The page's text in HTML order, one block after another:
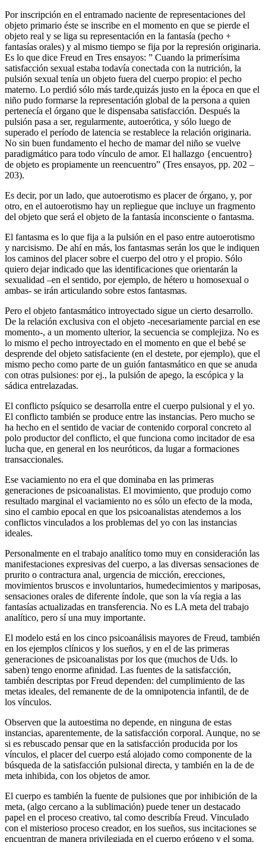
Por inscripción en el entramado naciente de representaciones del
objeto primario éste se inscribe en el momento en que se pierde el
objeto real y se liga su representación en la fantasía (pecho +
fantasías orales) y al mismo tiempo se fija por la represión originaria.
Es lo que dice Freud en Tres ensayos: ” Cuando la primerísima
satisfacción sexual estaba todavía conectada con la nutrición, la
pulsión sexual tenía un objeto fuera del cuerpo propio: el pecho
materno. Lo perdió sólo más tarde,quizás justo en la época en que el
niño pudo formarse la representación global de la persona a quien
pertenecía el órgano que le dispensaba satisfacción. Después la
pulsión pasa a ser, regularmente, autoerótica, y sólo luego de
superado el período de latencia se restablece la relación originaria.
No sin buen fundamento el hecho de mamar del niño se vuelve
paradigmático para todo vínculo de amor. El hallazgo {encuentro}
de objeto es propiamente un reencuentro” (Tres ensayos, pp. 202 –
203).
Es decir, por un lado, que autoerotismo es placer de órgano, y, por
otro, en el autoerotismo hay un repliegue que incluye un fragmento
del objeto que será el objeto de la fantasía inconsciente o fantasma.
El fantasma es lo que fija a la pulsión en el paso entre autoerotismo
y narcisismo. De ahí en más, los fantasmas serán los que le indiquen
los caminos del placer sobre el cuerpo del otro y el propio. Sólo
quiero dejar indicado que las identificaciones que orientarán la
sexualidad –en el sentido, por ejemplo, de hétero u homosexual o
ambas- se irán articulando sobre estos fantasmas.
Pero el objeto fantasmático introyectado sigue un cierto desarrollo.
De la relación exclusiva con el objeto -necesariamente parcial en ese
momento-, a un momento ulterior, la secuencia se complejiza. No es
lo mismo el pecho introyectado en el momento en que el bebé se
desprende del objeto satisfaciente (en el destete, por ejemplo), que el
mismo pecho como parte de un guión fantasmático en que se anuda
con otras pulsiones: por ej., la pulsión de apego, la escópica y la
sádica entrelazadas.
El conflicto psíquico se desarrolla entre el cuerpo pulsional y el yo.
El conflicto también se produce entre las instancias. Pero mucho se
ha hecho en el sentido de vaciar de contenido corporal concreto al
polo productor del conflicto, el que funciona como incitador de esa
lucha que, en general en los neuróticos, da lugar a formaciones
transaccionales.
Ese vaciamiento no era el que dominaba en las primeras
generaciones de psicoanalistas. El movimiento, que produjo como
resultado marginal el vaciamiento no es sólo un efecto de la moda,
sino el cambio epocal en que los psicoanalistas atendemos a los
conflictos vinculados a los problemas del yo con las instancias
ideales.
Personalmente en el trabajo analítico tomo muy en consideración las
manifestaciones expresivas del cuerpo, a las diversas sensaciones de
prurito o contractura anal, urgencia de micción, erecciones,
movimientos bruscos e involuntarios, humedecimientos y mariposas,
sensaciones orales de diferente índole, que son la vía regia a las
fantasías actualizadas en transferencia. No es LA meta del trabajo
analítico, pero sí una muy importante.
El modelo está en los cinco psicoanálisis mayores de Freud, también
en los ejemplos clínicos y los sueños, y en el de las primeras
generaciones de psicoanalistas por los que (muchos de Uds. lo
saben) tengo enorme afinidad. Las fuentes de la satisfacción,
también descriptas por Freud dependen: del cumplimiento de las
metas ideales, del remanente de de la omnipotencia infantil, de de
los vínculos.
Observen que la autoestima no depende, en ninguna de estas
instancias, aparentemente, de la satisfacción corporal. Aunque, no se
si es rebuscado pensar que en la satisfacción producida por los
vínculos, el placer del cuerpo está alojado como componente de la
búsqueda de la satisfacción pulsional directa, y también en la de de
meta inhibida, con los objetos de amor.
El cuerpo es también la fuente de pulsiones que por inhibición de la
meta, (algo cercano a la sublimación) puede tener un destacado
papel en el proceso creativo, tal como describía Freud. Vinculado
con el misterioso proceso creador, en los sueños, sus incitaciones se
encuentran de manera privilegiada en el cuerpo erógeno y el soma.